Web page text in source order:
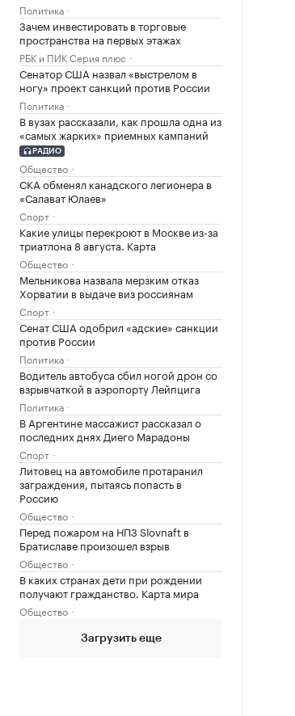
Политика
Зачем инвестировать в торговые
пространства на первых этажах
РБК и ПИК Серия плюс
Сенатор США назвал «выстрелом в
ногу» проект санкций против России
Политика
В вузах рассказали, как прошла одна из
«самых жарких» приемных кампаний
РАДИО
Общество
СКА обменял канадского легионера в
«Салават Юлаев»
Спорт
Какие улицы перекроют в Москве из-за
триатлона 8 августа. Карта
Общество
Мельникова назвала мерзким отказ
Хорватии в выдаче виз россиянам
Спорт
Сенат США одобрил «адские» санкции
против России
Политика
Водитель автобуса сбил ногой дрон со
взрывчаткой в аэропорту Лейпцига
Политика
В Аргентине массажист рассказал о
последних днях Диего Марадоны
Спорт
Литовец на автомобиле протаранил
заграждения, пытаясь попасть в
Россию
Общество
Перед пожаром на НПЗ Slovnaft в
Братиславе произошел взрыв
Общество
В каких странах дети при рождении
получают гражданство. Карта мира
Общество
Загрузить еще